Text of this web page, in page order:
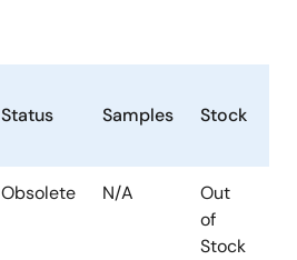
Status Samples Stock
Obsolete N/A
Out
of
Stock